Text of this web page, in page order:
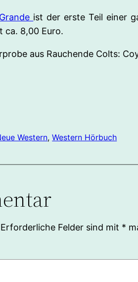
ist der erste Teil einer
ca. 8,00 Euro.
aus Rauchende Colts:
Western, Western Hörbuch
Erforderliche Felder sind mit *